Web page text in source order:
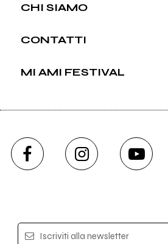
CHI SIAMO
CONTATTI
MI AMI FESTIVAL
Iscriviti alla newsletter